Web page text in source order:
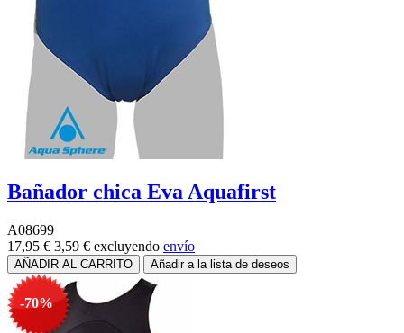
Bañador chica Eva Aquafirst
A08699
17,95 € 3,59 € excluyendo envío
-70%